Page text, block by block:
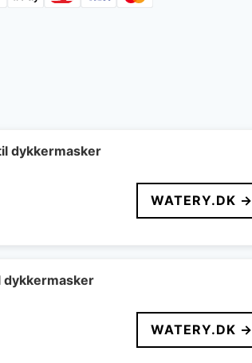
dykkermasker
WATERY.DK →
dykkermasker
WATERY.DK →